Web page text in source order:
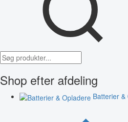
Shop efter afdeling
Batterier